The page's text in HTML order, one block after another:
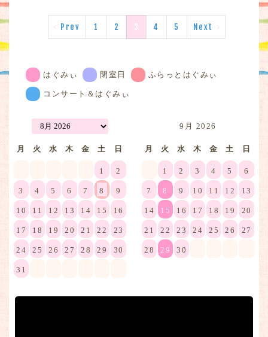
Prev 1 2 3 4 5 Next
はぐみぃ 閉室日 ふらっとはぐみぃ
コンサート＆はぐみぃ
月 火 水 木 金 土 日
1 2
3 4 5 6 7 8 9
10 11 12 13 14 15 16
17 18 19 20 21 22 23
24 25 26 27 28 29 30
31
9月 2026
月 火 水 木 金 土 日
1 2 3 4 5 6
7 8 9 10 11 12 13
14 15 16 17 18 19 20
21 22 23 24 25 26 27
28 29 30